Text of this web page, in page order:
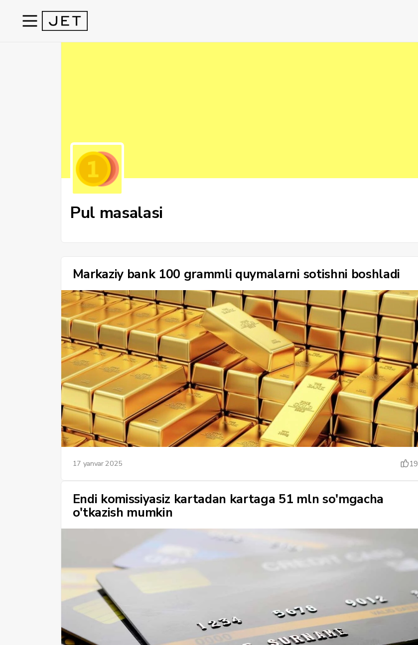
Pul masalasi
Markaziy bank 100 grammli quymalarni sotishni boshladi
17 yanvar 2025 19
Endi komissiyasiz kartadan kartaga 51 mln so'mgacha
o'tkazish mumkin